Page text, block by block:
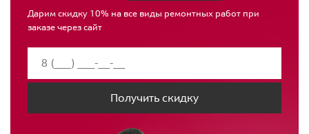
Дарим скидку 10% на все виды ремонтных работ при
заказе через сайт
Получить скидку